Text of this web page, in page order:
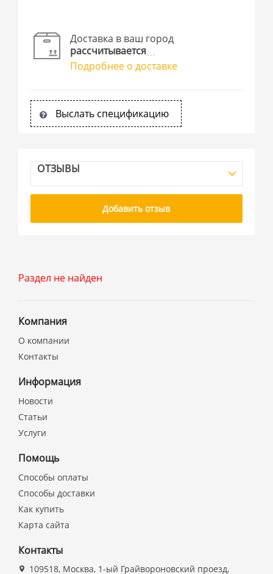
Доставка в ваш город
рассчитывается
Подробнее о доставке
Выслать спецификацию
ОТЗЫВЫ
Добавить отзыв
Раздел не найден
Компания
О компании
Контакты
Информация
Новости
Статьи
Услуги
Помощь
Способы оплаты
Способы доставки
Как купить
Карта сайта
Контакты
109518, Москва, 1-ый Грайвороновский проезд,